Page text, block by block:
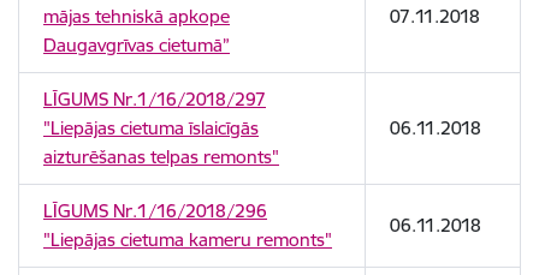
mājas tehniskā apkope
Daugavgrīvas cietumā”
07.11.2018
LĪGUMS Nr.1/16/2018/297
"Liepājas cietuma īslaicīgās
aizturēšanas telpas remonts"
06.11.2018
LĪGUMS Nr.1/16/2018/296
"Liepājas cietuma kameru remonts"
06.11.2018